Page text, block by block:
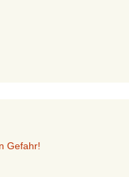
Gefahr!